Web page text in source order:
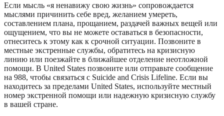
Если мысль «я ненавижу свою жизнь» сопровождается
мыслями причинить себе вред, желанием умереть,
составлением плана, прощанием, раздачей важных вещей или
ощущением, что вы не можете оставаться в безопасности,
отнеситесь к этому как к срочной ситуации. Позвоните в
местные экстренные службы, обратитесь на кризисную
линию или поезжайте в ближайшее отделение неотложной
помощи. В United States позвоните или отправьте сообщение
на 988, чтобы связаться с Suicide and Crisis Lifeline. Если вы
находитесь за пределами United States, используйте местный
номер экстренной помощи или надежную кризисную службу
в вашей стране.